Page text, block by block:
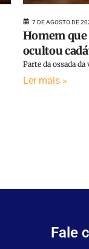
7 DE AGOSTO DE
Homem
ocultou
Parte da ossada
Ler mais »
Fale